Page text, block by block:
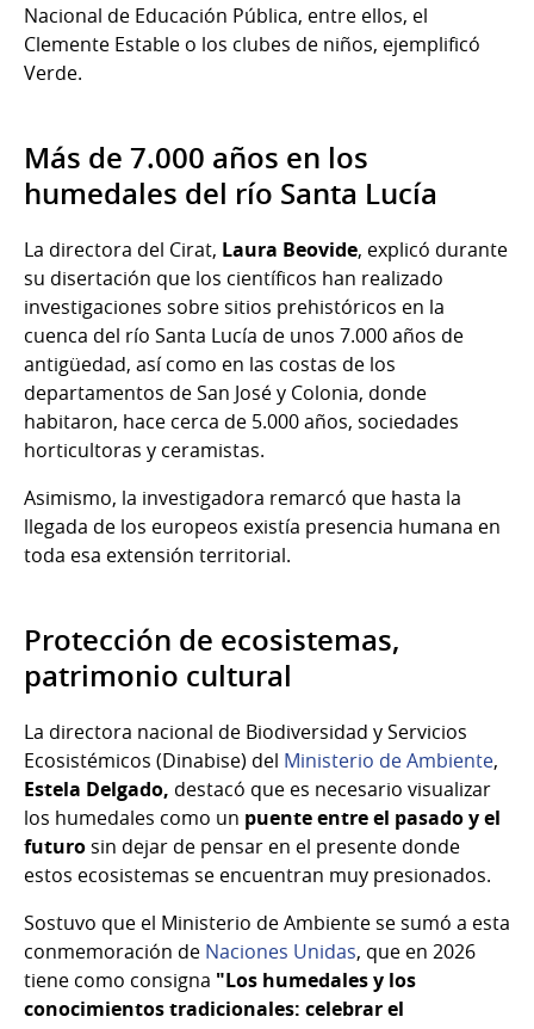
Nacional de Educación Pública, entre ellos, el
Clemente Estable o los clubes de niños, ejemplificó
Verde.
Más de 7.000 años en los
humedales del río Santa Lucía
La directora del Cirat, Laura Beovide, explicó durante
su disertación que los científicos han realizado
investigaciones sobre sitios prehistóricos en la
cuenca del río Santa Lucía de unos 7.000 años de
antigüedad, así como en las costas de los
departamentos de San José y Colonia, donde
habitaron, hace cerca de 5.000 años, sociedades
horticultoras y ceramistas.
Asimismo, la investigadora remarcó que hasta la
llegada de los europeos existía presencia humana en
toda esa extensión territorial.
Protección de ecosistemas,
patrimonio cultural
La directora nacional de Biodiversidad y Servicios
Ecosistémicos (Dinabise) del Ministerio de Ambiente,
Estela Delgado, destacó que es necesario visualizar
los humedales como un puente entre el pasado y el
futurosin dejar de pensar en el presente donde
estos ecosistemas se encuentran muy presionados.
Sostuvo que el Ministerio de Ambiente se sumó a esta
conmemoración de Naciones Unidas, que en 2026
tiene como consigna "Los humedales y los
conocimientos tradicionales: celebrar el